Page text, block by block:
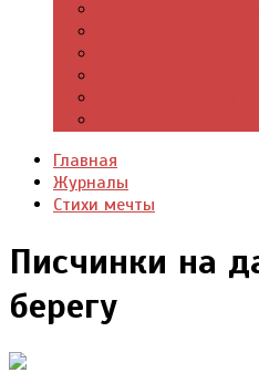
Главная
Журналы
Стихи мечты
Писчинки на
берегу